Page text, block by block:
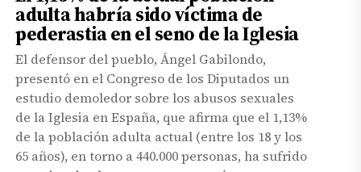
adulta habría sido víctima de
pederastia en el seno de la Iglesia
El defensor del pueblo, Ángel Gabilondo,
presentó en el Congreso de los Diputados un
estudio demoledor sobre los abusos sexuales
de la Iglesia en España, que afirma que el 1,13%
de la población adulta actual (entre los 18 y los
65 años), en torno a 440.000 personas, ha sufrido